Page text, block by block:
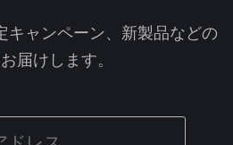
キャンペーン、新製品などの
届けします。